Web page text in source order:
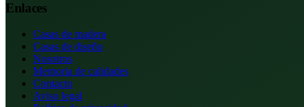
Enlaces
Casas de madera
Casas de diseño
Nosotros
Memoria de calidades
Contacto
Aviso legal